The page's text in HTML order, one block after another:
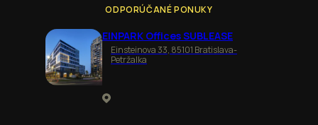
ODPORÚČANÉ PONUKY
EINPARK Offices SUBLEASE
Einsteinova 33, 85101 Bratislava-
Petržalka